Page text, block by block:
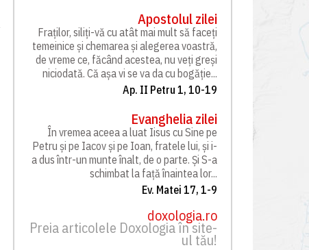
Apostolul zilei
Fraților, siliți-vă cu atât mai mult să faceți
temeinice și chemarea și alegerea voastră,
de vreme ce, făcând acestea, nu veți greși
niciodată. Că așa vi se va da cu bogăție...
Ap. II Petru 1, 10-19
Evanghelia zilei
În vremea aceea a luat Iisus cu Sine pe
Petru și pe Iacov și pe Ioan, fratele lui, și i-
a dus într-un munte înalt, de o parte. Și S-a
schimbat la față înaintea lor...
Ev. Matei 17, 1-9
doxologia.ro
Preia articolele Doxologia în site-
ul tău!